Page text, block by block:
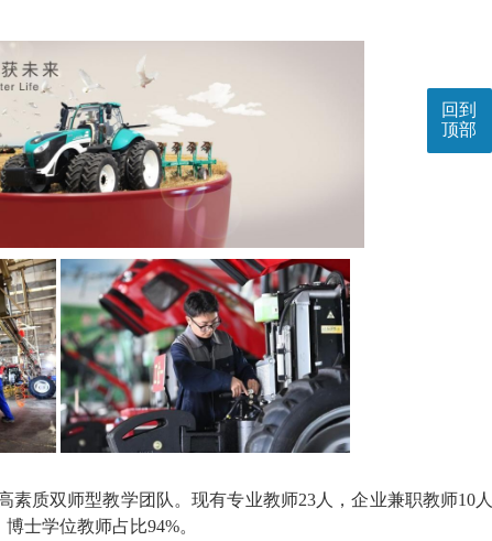
素质双师型教学团队。现有专业教师23 人，企业兼职教师10
博士学位教师占比94%。
回到
顶部